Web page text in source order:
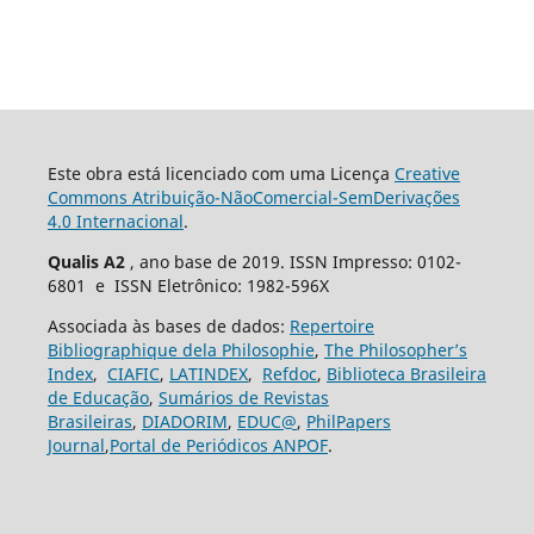
Este obra está licenciado com uma Licença Creative
Commons Atribuição-NãoComercial-SemDerivações
4.0 Internacional.
Qualis A2 , ano base de 2019. ISSN Impresso: 0102-
6801 e ISSN Eletrônico: 1982-596X
Associada às bases de dados: Repertoire
Bibliographique dela Philosophie, The Philosopher’s
Index, CIAFIC, LATINDEX, Refdoc, Biblioteca Brasileira
de Educação, Sumários de Revistas
Brasileiras, DIADORIM, EDUC@, PhilPapers
Journal,Portal de Periódicos ANPOF.